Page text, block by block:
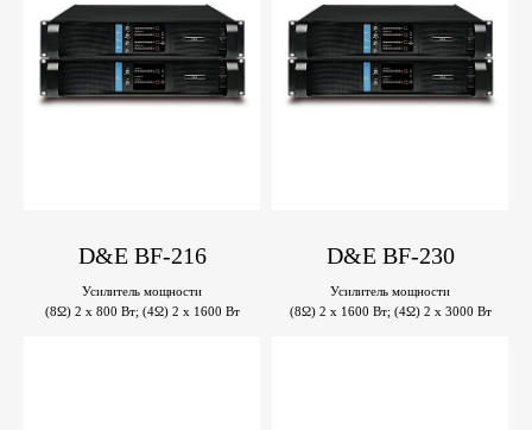
D&E BF-216
Усилитель мощности
(8Ω) 2 х 800 Вт; (4Ω) 2 х 1600 Вт
D&E BF-230
Усилитель мощности
(8Ω) 2 x 1600 Вт; (4Ω) 2 x 3000 Вт